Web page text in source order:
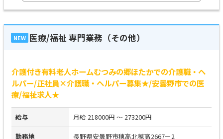
NEW 医療/福祉 専門業務（その他）
介護付き有料老人ホームむつみの郷ほたかでの介護職・ヘ
ルパー/正社員×介護職・ヘルパー募集★/安曇野市での医
療/福祉求人★
給与 月給 218000円 ～ 273200円
勤務地 長野県安曇野市穂高北穂高2667ー2